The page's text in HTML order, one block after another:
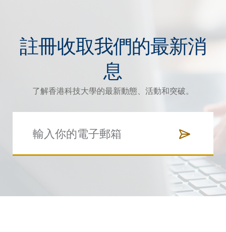
註冊收取我們的最新消
息
了解香港科技大學的最新動態、活動和突破。